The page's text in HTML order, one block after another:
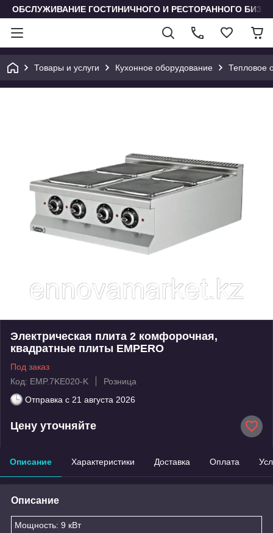
ОБСЛУЖИВАНИЕ ГОСТИНИЧНОГО И РЕСТОРАННОГО
Товары и услуги Кухонное оборудование Тепловое
Электрическая плита 2 комфорочная,
квадратные плиты EMPERO
Под заказ
Код: EMP.7KE020-K
Розница
Отправка с 21 августа 2026
Цену уточняйте
Описание Характеристики Доставка Оплата
Описание
Мощность: 9 кВт